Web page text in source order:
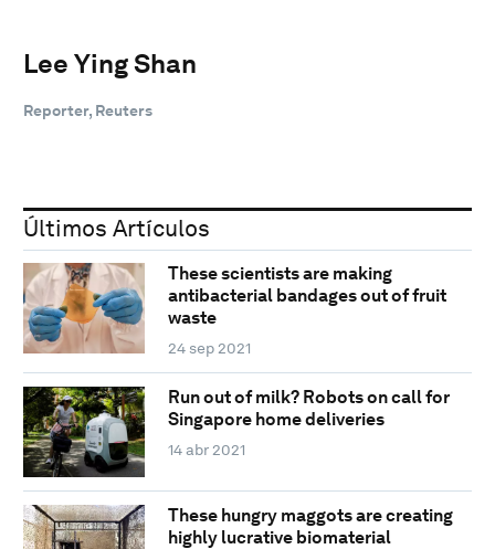
Lee Ying Shan
Reporter, Reuters
Últimos Artículos
These scientists are making
antibacterial bandages out of fruit
waste
24 sep 2021
Run out of milk? Robots on call for
Singapore home deliveries
14 abr 2021
These hungry maggots are creating
highly lucrative biomaterial